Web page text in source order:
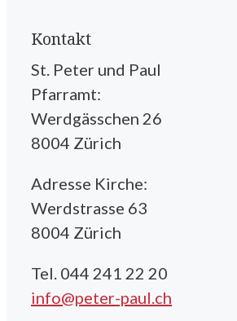
Kontakt
St. Peter und Paul
Pfarramt:
Werdgässchen 26
8004 Zürich
Adresse Kirche:
Werdstrasse 63
8004 Zürich
Tel. 044 241 22 20
info@peter-paul.ch